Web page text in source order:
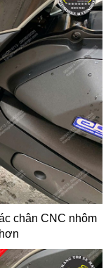
chân CNC nhôm